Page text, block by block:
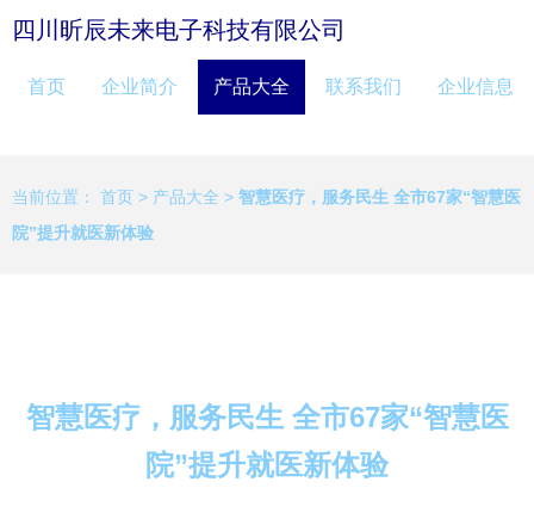
四川昕辰未来电子科技有限公司
首页 企业简介 产品大全 联系我们 企业信息
当前位置： 首页 > 产品大全 > 智慧医疗，服务民生 全市67家“智慧医
院”提升就医新体验
智慧医疗，服务民生 全市67家“智慧医
院”提升就医新体验